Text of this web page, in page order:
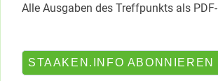
Alle Ausgaben des Treffpunkts als
STAAKEN.INFO ABONNIEREN